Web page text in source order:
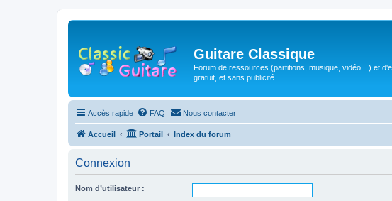
Guitare Classique
Forum de ressources (partitions, musique, vidéo…) et
gratuit, et sans publicité.
Accès rapide FAQ Nous contacter
Accueil Portail Index du forum
Connexion
Nom d’utilisateur :